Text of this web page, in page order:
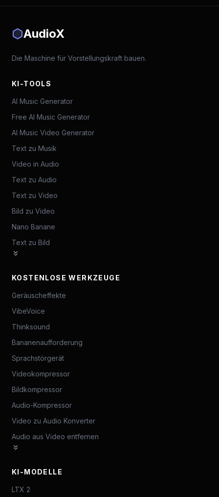
AudioX
Die Maschine für Vorstellungskraft bauen.
KI-TOOLS
AI Music Generator
Free AI Music Generator
AI Music Video Generator
Text zu Musik
Video in Audio
Text zu Audio
Text zu Video
Bild zu Video
Nano Banane
Text zu Bild
KOSTENLOSE WERKZEUGE
Geräuscheffekte
VibeVoice
Thinksound
Bananenaufforderung
Sprachstörgerät
Videokompressor
Bildkompressor
Audio-Kompressor
Video zu Audio Konverter
Audio aus Video entfernen
KI-MODELLE
LTX 2